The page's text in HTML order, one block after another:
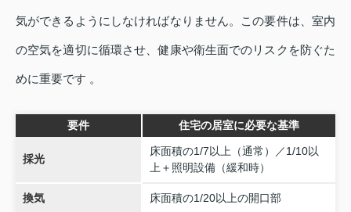
気ができるようにしなければなりません。この要件は、室内
の空気を適切に循環させ、健康や衛生面でのリスクを防ぐた
めに重要です 。
要件 住宅の居室に必要な基準
採光
床面積の1/7以上（通常）／1/10以
上＋照明設備（緩和時）
換気 床面積の1/20以上の開口部